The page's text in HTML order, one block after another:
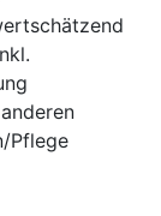
Pflege